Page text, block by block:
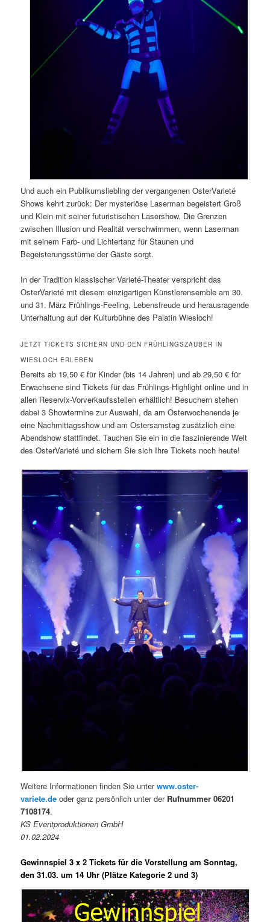
Und auch ein Publikumsliebling der vergangenen OsterVarieté
Shows kehrt zurück: Der mysteriöse Laserman begeistert Groß
und Klein mit seiner futuristischen Lasershow. Die Grenzen
zwischen Illusion und Realität verschwimmen, wenn Laserman
mit seinem Farb- und Lichtertanz für Staunen und
Begeisterungsstürme der Gäste sorgt.
In der Tradition klassischer Varieté-Theater verspricht das
OsterVarieté mit diesem einzigartigen Künstlerensemble am 30.
und 31. März Frühlings-Feeling, Lebensfreude und herausragende
Unterhaltung auf der Kulturbühne des Palatin Wiesloch!
JETZT TICKETS SICHERN UND DEN FRÜHLINGSZAUBER IN
WIESLOCH ERLEBEN
Bereits ab 19,50 € für Kinder (bis 14 Jahren) und ab 29,50 € für
Erwachsene sind Tickets für das Frühlings-Highlight online und in
allen Reservix-Vorverkaufsstellen erhältlich! Besuchern stehen
dabei 3 Showtermine zur Auswahl, da am Osterwochenende je
eine Nachmittagsshow und am Ostersamstag zusätzlich eine
Abendshow stattfindet. Tauchen Sie ein in die faszinierende Welt
des OsterVarieté und sichern Sie sich Ihre Tickets noch heute!
Weitere Informationen finden Sie unterwww.oster-
variete.de oder ganz persönlich unter der Rufnummer 06201
7108174.
KS Eventproduktionen GmbH
01.02.2024
Gewinnspiel 3 x 2 Tickets für die Vorstellung am Sonntag,
den 31.03. um 14 Uhr (Plätze Kategorie 2 und 3)